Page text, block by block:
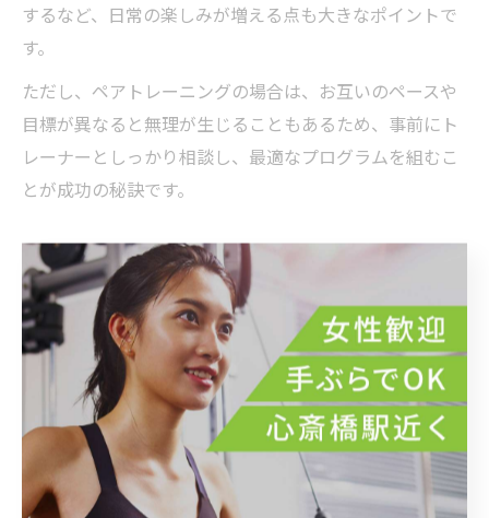
するなど、日常の楽しみが増える点も大きなポイントで
す。
ただし、ペアトレーニングの場合は、お互いのペースや
目標が異なると無理が生じることもあるため、事前にト
レーナーとしっかり相談し、最適なプログラムを組むこ
とが成功の秘訣です。
挫折しにくいパーソナルトレーニングの工夫
挫折しにくいパーソナルトレーニングを実現するために
は、いくつかの工夫が必要です。まず、短期的な成果だ
けにとらわれず、長期的な視点で習慣化を目指すことが
大切です。小さな達成感を積み重ねることが、継続する
上での心理的な支えとなります。
例えば、トレーナーと一緒に毎回の目標を細かく設定し
たり、トレーニング内容にバリエーションを加えること